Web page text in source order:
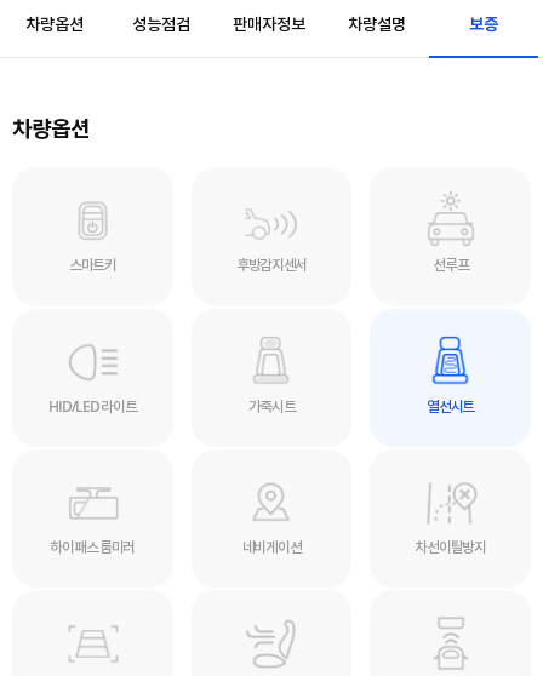
차량옵션 성능점검 판매자정보 차량설명 보증
차량옵션
스마트키 후방감지센서 선루프
HID/LED 라이트 가죽시트 열선시트
하이패스 룸미러 네비게이션 차선이탈방지